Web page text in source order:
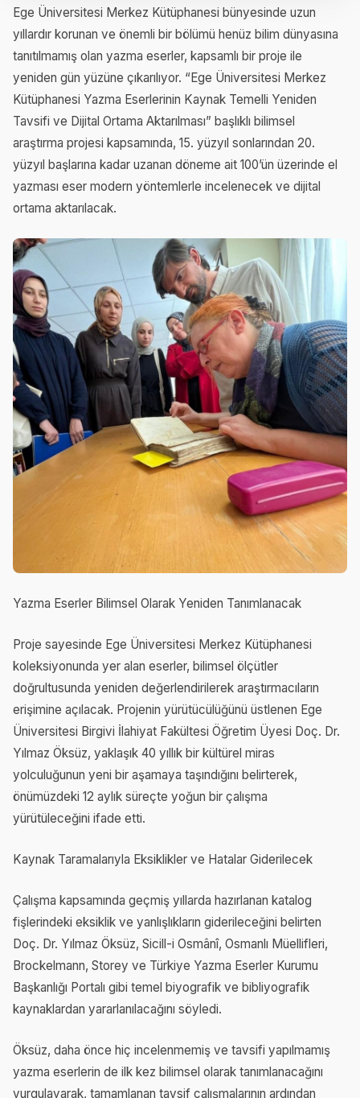
Ege Üniversitesi Merkez Kütüphanesi bünyesinde uzun
yıllardır korunan ve önemli bir bölümü henüz bilim dünyasına
tanıtılmamış olan yazma eserler, kapsamlı bir proje ile
yeniden gün yüzüne çıkarılıyor. “Ege Üniversitesi Merkez
Kütüphanesi Yazma Eserlerinin Kaynak Temelli Yeniden
Tavsifi ve Dijital Ortama Aktarılması” başlıklı bilimsel
araştırma projesi kapsamında, 15. yüzyıl sonlarından 20.
yüzyıl başlarına kadar uzanan döneme ait 100’ün üzerinde el
yazması eser modern yöntemlerle incelenecek ve dijital
ortama aktarılacak.
Yazma Eserler Bilimsel Olarak Yeniden Tanımlanacak
Proje sayesinde Ege Üniversitesi Merkez Kütüphanesi
koleksiyonunda yer alan eserler, bilimsel ölçütler
doğrultusunda yeniden değerlendirilerek araştırmacıların
erişimine açılacak. Projenin yürütücülüğünü üstlenen Ege
Üniversitesi Birgivi İlahiyat Fakültesi Öğretim Üyesi Doç. Dr.
Yılmaz Öksüz, yaklaşık 40 yıllık bir kültürel miras
yolculuğunun yeni bir aşamaya taşındığını belirterek,
önümüzdeki 12 aylık süreçte yoğun bir çalışma
yürütüleceğini ifade etti.
Kaynak Taramalarıyla Eksiklikler ve Hatalar Giderilecek
Çalışma kapsamında geçmiş yıllarda hazırlanan katalog
fişlerindeki eksiklik ve yanlışlıkların giderileceğini belirten
Doç. Dr. Yılmaz Öksüz, Sicill-i Osmânî, Osmanlı Müellifleri,
Brockelmann, Storey ve Türkiye Yazma Eserler Kurumu
Başkanlığı Portalı gibi temel biyografik ve bibliyografik
kaynaklardan yararlanılacağını söyledi.
Öksüz, daha önce hiç incelenmemiş ve tavsifi yapılmamış
yazma eserlerin de ilk kez bilimsel olarak tanımlanacağını
vurgulayarak, tamamlanan tavsif çalışmalarının ardından